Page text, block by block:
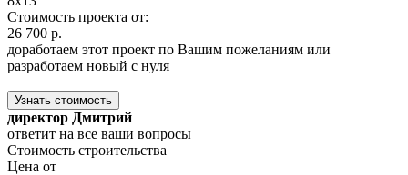
Стоимость проекта от:
26 700 р.
доработаем этот проект по Вашим пожеланиям или
разработаем новый с нуля
Узнать стоимость
директор Дмитрий
ответит на все ваши вопросы
Стоимость строительства
Цена от